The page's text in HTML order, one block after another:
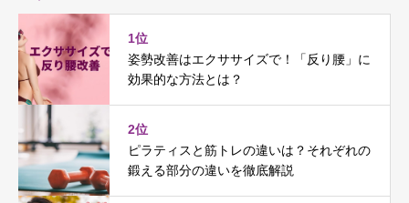
1位
姿勢改善はエクササイズで！「反り腰」に
効果的な方法とは？
2位
ピラティスと筋トレの違いは？それぞれの
鍛える部分の違いを徹底解説